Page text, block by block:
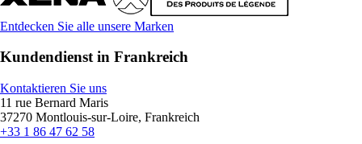
Entdecken Sie alle unsere Marken
Kundendienst in Frankreich
Kontaktieren Sie uns
11 rue Bernard Maris
37270 Montlouis-sur-Loire, Frankreich
+33 1 86 47 62 58